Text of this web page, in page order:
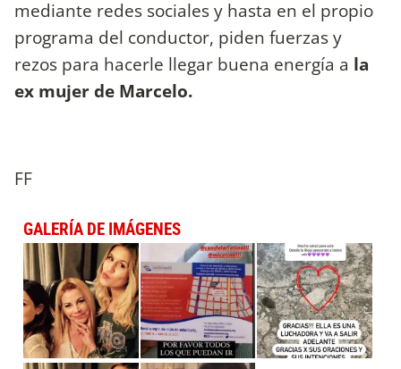
mediante redes sociales y hasta en el propio
programa del conductor, piden fuerzas y
rezos para hacerle llegar buena energía a la
ex mujer de Marcelo.
FF
GALERÍA DE IMÁGENES